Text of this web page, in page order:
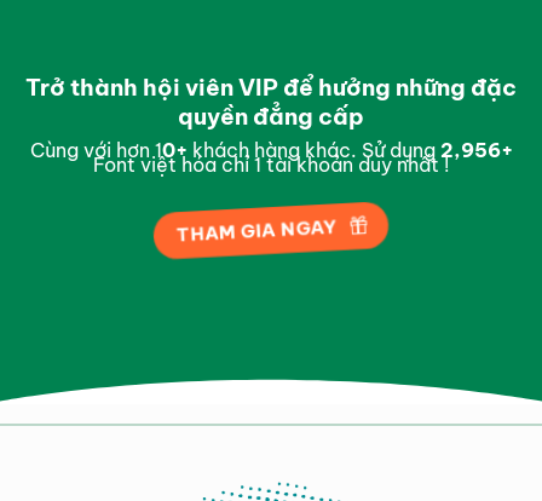
Trở thành hội viên VIP để hưởng những đặc
quyền đẳng cấp
Cùng với hơn 10+ khách hàng khác. Sử dụng 2,997+
Font việt hóa chỉ 1 tài khoản duy nhất !
THAM GIA NGAY